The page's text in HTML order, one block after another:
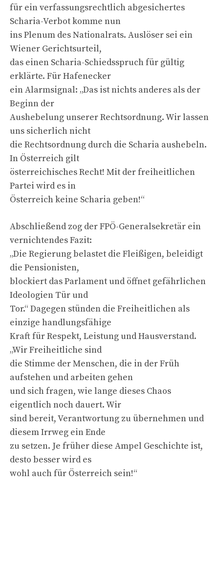
für ein verfassungsrechtlich abgesichertes
Scharia-Verbot komme nun
ins Plenum des Nationalrats. Auslöser sei ein
Wiener Gerichtsurteil,
das einen Scharia-Schiedsspruch für gültig
erklärte. Für Hafenecker
ein Alarmsignal: „Das ist nichts anderes als der
Beginn der
Aushebelung unserer Rechtsordnung. Wir lassen
uns sicherlich nicht
die Rechtsordnung durch die Scharia aushebeln.
In Österreich gilt
österreichisches Recht! Mit der freiheitlichen
Partei wird es in
Österreich keine Scharia geben!“
Abschließend zog der FPÖ-Generalsekretär ein
vernichtendes Fazit:
„Die Regierung belastet die Fleißigen, beleidigt
die Pensionisten,
blockiert das Parlament und öffnet gefährlichen
Ideologien Tür und
Tor.“ Dagegen stünden die Freiheitlichen als
einzige handlungsfähige
Kraft für Respekt, Leistung und Hausverstand.
„Wir Freiheitliche sind
die Stimme der Menschen, die in der Früh
aufstehen und arbeiten gehen
und sich fragen, wie lange dieses Chaos
eigentlich noch dauert. Wir
sind bereit, Verantwortung zu übernehmen und
diesem Irrweg ein Ende
zu setzen. Je früher diese Ampel Geschichte ist,
desto besser wird es
wohl auch für Österreich sein!“